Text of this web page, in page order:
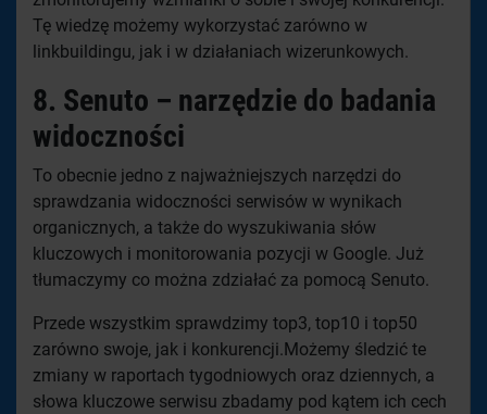
Tę wiedzę możemy wykorzystać zarówno w
linkbuildingu, jak i w działaniach wizerunkowych.
8. Senuto – narzędzie do badania
widoczności
To obecnie jedno z najważniejszych narzędzi do
sprawdzania widoczności serwisów w wynikach
organicznych, a także do wyszukiwania słów
kluczowych i monitorowania pozycji w Google. Już
tłumaczymy co można zdziałać za pomocą Senuto.
Przede wszystkim sprawdzimy top3, top10 i top50
zarówno swoje, jak i konkurencji.Możemy śledzić te
zmiany w raportach tygodniowych oraz dziennych, a
słowa kluczowe serwisu zbadamy pod kątem ich cech